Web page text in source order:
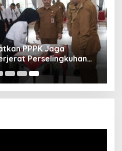
PPPK Jaga
Perselingkuhan